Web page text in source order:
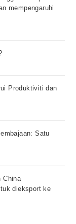
mempengaruhi
Produktiviti dan
Satu
China
dieksport ke